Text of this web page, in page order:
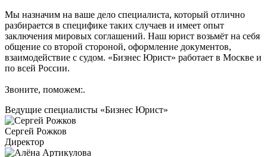
Мы назначим на ваше дело специалиста, который отлично
разбирается в специфике таких случаев и имеет опыт
заключения мировых соглашений. Наш юрист возьмёт на себя
общение со второй стороной, оформление документов,
взаимодействие с судом. «Бизнес Юрист» работает в Москве и
по всей России.
Звоните, поможем:.
Ведущие специалисты «Бизнес Юрист»
Сергей Рожков
Директор